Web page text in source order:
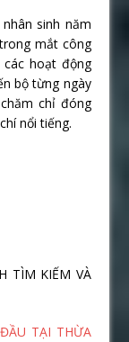
sinh năm
mắt công
hoạt động
bộ từng ngày
chỉ đóng
nổi tiếng.
TÌM KIẾM VÀ
TẠI THỪA